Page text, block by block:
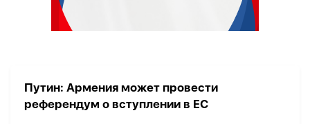
Путин: Армения может провести
референдум о вступлении в ЕС